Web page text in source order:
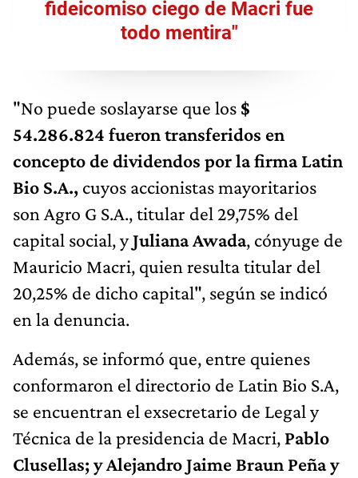
fideicomiso ciego de Macri fue
todo mentira"
"No puede soslayarse que los $
54.286.824 fueron transferidos en
concepto de dividendos por la firma Latin
Bio S.A., cuyos accionistas mayoritarios
son Agro G S.A., titular del 29,75% del
capital social, yJuliana Awada, cónyuge de
Mauricio Macri, quien resulta titular del
20,25% de dicho capital", según se indicó
en la denuncia.
Además, se informó que, entre quienes
conformaron el directorio de Latin Bio S.A,
se encuentran el exsecretario de Legal y
Técnica de la presidencia de Macri, Pablo
Clusellas; y Alejandro Jaime Braun Peña y